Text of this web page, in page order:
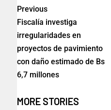
Previous
Fiscalía investiga
irregularidades en
proyectos de pavimiento
con daño estimado de Bs
6,7 millones
MORE STORIES